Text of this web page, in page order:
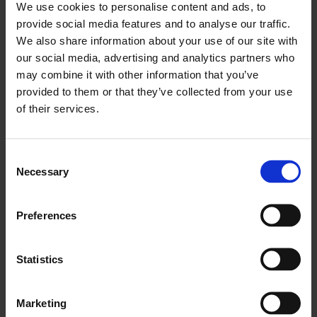
We use cookies to personalise content and ads, to
provide social media features and to analyse our traffic.
We also share information about your use of our site with
our social media, advertising and analytics partners who
may combine it with other information that you’ve
provided to them or that they’ve collected from your use
of their services.
Selection
Necessary
Preferences
Statistics
Marketing
ölçeklenebilirliğinden, size ek iş yükü oluşturmadan,
yararlanmanıza yardımcı olmak için yönetir ve
destekleriz. Uzman teknik ekibimiz, proaktif olay
çözümü ve ayrıntılı raporlama dahil olmak üzere
365 gün 7/24 izleme ve destek sağlar.
Zadara EDGE Cloud
Docker